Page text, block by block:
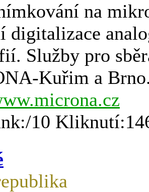
na
digitalizace
Služby pro
Kuřim a
10